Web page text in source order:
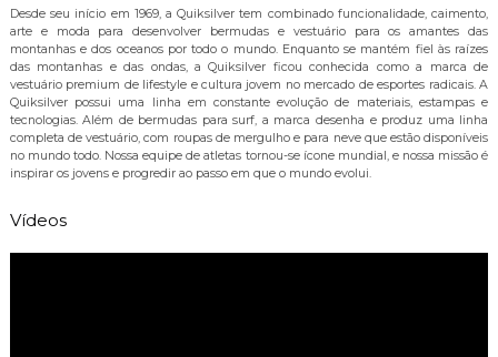
Desde seu início em 1969, a Quiksilver tem combinado funcionalidade, caimento,
arte e moda para desenvolver bermudas e vestuário para os amantes das
montanhas e dos oceanos por todo o mundo. Enquanto se mantém fiel às raízes
das montanhas e das ondas, a Quiksilver ficou conhecida como a marca de
vestuário premium de lifestyle e cultura jovem no mercado de esportes radicais. A
Quiksilver possui uma linha em constante evolução de materiais, estampas e
tecnologias. Além de bermudas para surf, a marca desenha e produz uma linha
completa de vestuário, com roupas de mergulho e para neve que estão disponíveis
no mundo todo. Nossa equipe de atletas tornou-se ícone mundial, e nossa missão é
inspirar os jovens e progredir ao passo em que o mundo evolui.
Vídeos